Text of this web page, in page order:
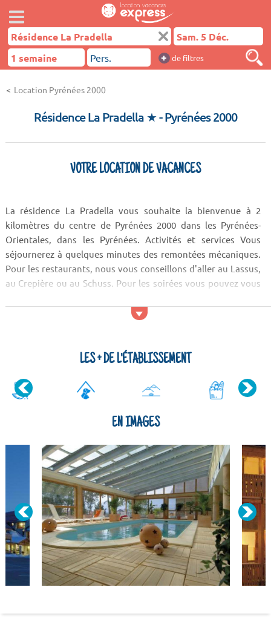
+ de filtres
Location Pyrénées 2000
Résidence La Pradella ★- Pyrénées 2000
VOTRE LOCATION DE VACANCES
La résidence La Pradella vous souhaite la bienvenue à 2
kilomètres du centre de Pyrénées 2000 dans les Pyrénées-
Orientales, dans les Pyrénées. Activités et services Vous
séjournerez à quelques minutes des remontées mécaniques.
Pour les restaurants, nous vous conseillons d'aller au Lassus,
au Crepière ou au Schuss. Pour les soirées vous pouvez vous
LES + DE L'ÉTABLISSEMENT
EN IMAGES